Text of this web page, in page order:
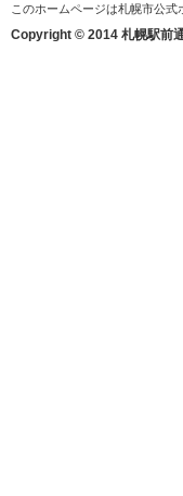
このホームページは札幌市公式
Copyright © 2014 札幌駅前